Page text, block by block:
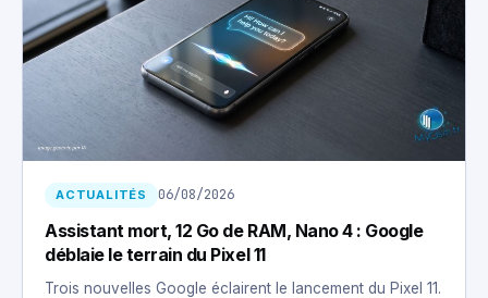
ACTUALITÉS 06/08/2026
Assistant mort, 12 Go de RAM, Nano 4 : Google
déblaie le terrain du Pixel 11
Trois nouvelles Google éclairent le lancement du Pixel 11.